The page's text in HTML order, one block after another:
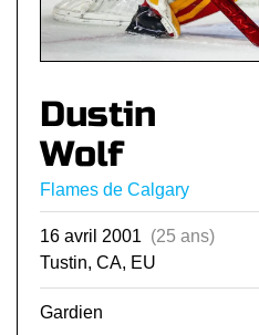
Dustin
Wolf
Flames de Calgary
16 avril 2001 (25 ans)
Tustin, CA, EU
Gardien